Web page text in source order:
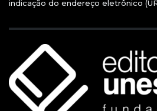
indicação do endereço eletrônico